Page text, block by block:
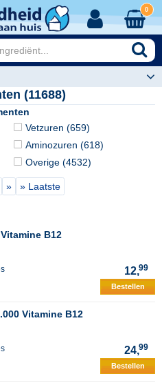
0
(11688)
Vetzuren (659)
Aminozuren (618)
Overige (4532)
» » Laatste
B12
12,99
Bestellen
Vitamine B12
24,99
Bestellen